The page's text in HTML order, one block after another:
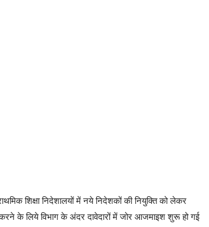
शिक्षा निदेशालयों में नये निदेशकों की नियुक्ति को लेकर
के लिये विभाग के अंदर दावेदारों में जोर आजमाइश शुरू हो गई